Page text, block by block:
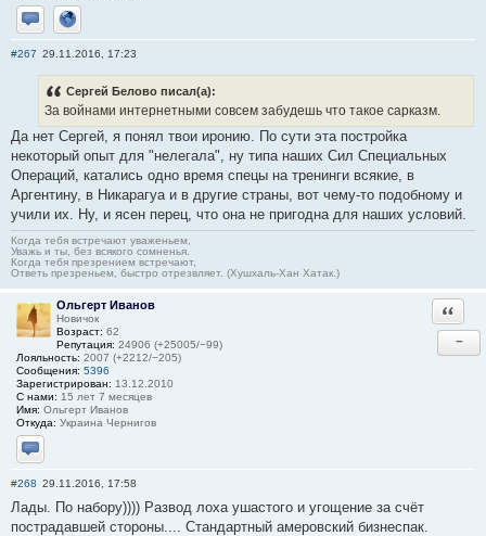
Отправить личное сообщение
Сайт
#267 29.11.2016, 17:23
Сергей Белово писал(а):
За войнами интернетными совсем забудешь что такое сарказм.
Да нет Сергей, я понял твои иронию. По сути эта постройка
некоторый опыт для "нелегала", ну типа наших Сил Специальных
Операций, катались одно время спецы на тренинги всякие, в
Аргентину, в Никарагуа и в другие страны, вот чему-то подобному и
учили их. Ну, и ясен перец, что она не пригодна для наших условий.
Когда тебя встречают уваженьем,
Уважь и ты, без всякого сомненья.
Когда тебя презрением встречают,
Ответь презреньем, быстро отрезвляет. (Хушхаль-Хан Хатак.)
Ольгерт Иванов
Новичок
Возраст: 62
Репутация: 24906 (+25005/−99)
Лояльность: 2007 (+2212/−205)
Сообщения: 5396
Зарегистрирован: 13.12.2010
С нами: 15 лет 7 месяцев
Имя: Ольгерт Иванов
Откуда: Украина Чернигов
Отправить личное сообщение
−
#268 29.11.2016, 17:58
Лады. По набору)))) Развод лоха ушастого и угощение за счёт
пострадавшей стороны.... Стандартный амеровский бизнеспак.